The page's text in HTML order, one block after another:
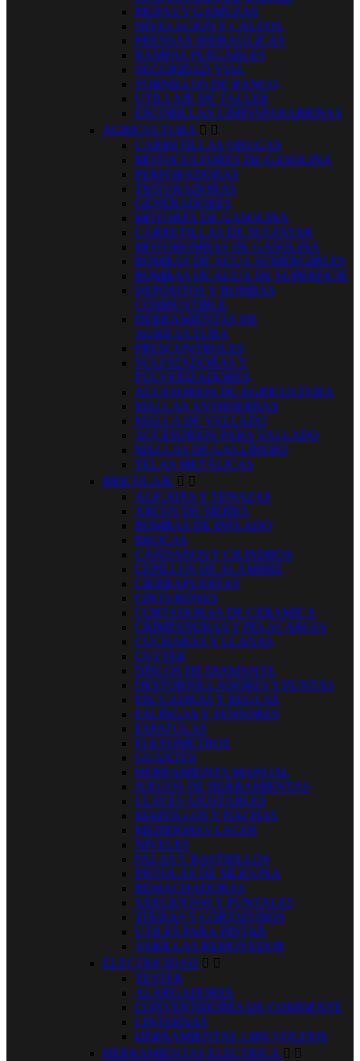
MOPAS Y GAMUZAS
NIVELACION Y CALZOS.
PRENSAS HIDRAULICAS
RAMPAS PLEGABLES
SEGURIDAD VIAL
TORNILLOS DE BANCO
UTILLAJE DE TALLER
ESCOBILLAS LIMPIAPARABRISAS
AGRICULTURA  
CARRETILLAS ORUGAS
MOTOCULTORES DE GASOLINA
PERFORADORAS
TRITURADORAS
GENERADORES
MOTORES DE GASOLINA
CARRETILLAS DE SULFATAR
MOTOBOMBAS DE GASOLINA
BOMBAS DE AGUA SUMERGIBLES
BOMBAS DE AGUA DE SUPERFICIE
DEPÓSITOS Y BOMBAS
COMBUSTIBLE
HERRAMIENTAS DE
AGRICULTURA
PRESCONTROLES
SULFATADORAS Y
PULVERIZADORES
ACCESORIOS DE AGRICULTURA
MALLAS ANTIHIERBAS
MALLA DE VALLADO
ACCESORIOS PARA VALLADO
MALLAS DE GALLINERO
TELAS METÁLICAS
BRICOLAJE  
ALICATES Y TENAZAS
ARCOS DE SIERRA
BOMBAS DE INFLADO
BROCAS
CANDADOS Y CILINDROS
CEPILLOS DE ALAMBRE
CIERRAPUERTAS
CINTURONES
CORTADORAS DE CERAMICA
CRIMPADORAS Y PELACABLES
CUCHARAS Y LLANAS
CUTTER
DISCOS DE DIAMANTE
DESTORNILLADORES Y PUNTAS
ESCUADRAS Y REGLAS
ESLINGAS Y TENSORES
ESPATULAS
FLEXOMETROS
GUANTES
HERRAMIENTA MANUAL
JUEGOS DE HERRAMIENTAS
LLAVES AJUSTABLES
MARTILLOS Y HACHAS
MEDIDORES LACER
NIVELES
PALAS Y RASTRILLOS
PISTOLAS DE SILICONA
REMACHADORAS
SARGENTOS Y PUNTALES
TIJERAS Y CORTATUBOS
UTILES PARA PINTAR
VARILLAS REMOVEDOR
ELECTRICIDAD  
TESTER
ALARGADORES
CONVERTIDORES DE CORRIENTE
LINTERNAS
HERRAMIENTAS 1.000 VOLTIOS
HERRAMIENTAS ELECTRICA  